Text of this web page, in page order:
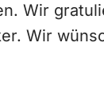
Wir
Wir